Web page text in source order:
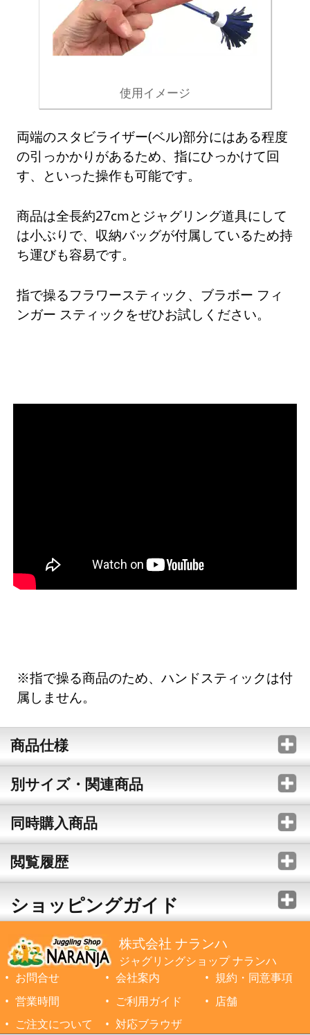
使用イメージ
両端のスタビライザー(ベル)部分にはある程度
の引っかかりがあるため、指にひっかけて回
す、といった操作も可能です。
商品は全長約27cmとジャグリング道具にして
は小ぶりで、収納バッグが付属しているため持
ち運びも容易です。
指で操るフラワースティック、ブラボー フィ
ンガー スティックをぜひお試しください。
※指で操る商品のため、ハンドスティックは付
属しません。
商品仕様
別サイズ・関連商品
同時購入商品
閲覧履歴
ショッピングガイド
株式会社 ナランハ
ジャグリングショップ ナランハ
お問合せ
会社案内
規約・同意事項
営業時間
ご利用ガイド
店舗
ご注文について
対応ブラウザ